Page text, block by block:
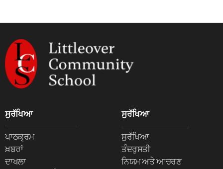
ਸੁਰੱਖਿਆ
ਪਾਠਕ੍ਰਮ
ਖ਼ਬਰਾਂ
ਦਾਖਲਾ
ਸੁਰੱਖਿਆ
ਸੁਰੱਖਿਆ
ਤੰਦਰੁਸਤੀ
ਨਿਯਮ ਅਤੇ ਆਚਰਣ